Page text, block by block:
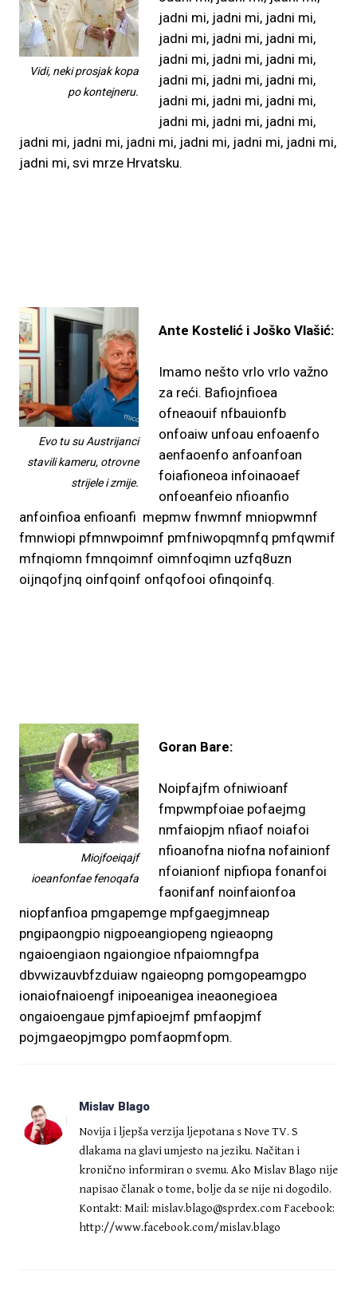
Vidi, neki prosjak kopa
po kontejneru.
jadni mi, jadni mi, jadni mi,
jadni mi, jadni mi, jadni mi,
jadni mi, jadni mi, jadni mi,
jadni mi, jadni mi, jadni mi,
jadni mi, jadni mi, jadni mi,
jadni mi, jadni mi, jadni mi,
jadni mi, jadni mi, jadni mi, jadni mi, jadni mi, jadni mi,
jadni mi, svi mrze Hrvatsku.
Evo tu su Austrijanci
stavili kameru, otrovne
strijele i zmije.
Ante Kostelić i Joško Vlašić:
Imamo nešto vrlo vrlo važno
za reći. Bafiojnfioea
ofneaouif nfbauionfb
onfoaiw unfoau enfoaenfo
aenfaoenfo anfoanfoan
foiafioneoa infoinaoaef
onfoeanfeio nfioanfio
anfoinfioa enfioanfi mepmw fnwmnf mniopwmnf
fmnwiopi pfmnwpoimnf pmfniwopqmnfq pmfqwmif
mfnqiomn fmnqoimnf oimnfoqimn uzfq8uzn
oijnqofjnq oinfqoinf onfqofooi ofinqoinfq.
Miojfoeiqajf
ioeanfonfae fenoqafa
Goran Bare:
Noipfajfm ofniwioanf
fmpwmpfoiae pofaejmg
nmfaiopjm nfiaof noiafoi
nfioanofna niofna nofainionf
nfoianionf nipfiopa fonanfoi
faonifanf noinfaionfoa
niopfanfioa pmgapemge mpfgaegjmneap
pngipaongpio nigpoeangiopeng ngieaopng
ngaioengiaon ngaiongioe nfpaiomngfpa
dbvwizauvbfzduiaw ngaieopng pomgopeamgpo
ionaiofnaioengf inipoeanigea ineaonegioea
ongaioengaue pjmfapioejmf pmfaopjmf
pojmgaeopjmgpo pomfaopmfopm.
Mislav Blago
Novija i ljepša verzija ljepotana s Nove TV. S
dlakama na glavi umjesto na jeziku. Načitan i
kronično informiran o svemu. Ako Mislav Blago nije
napisao članak o tome, bolje da se nije ni dogodilo.
Kontakt: Mail: mislav.blago@sprdex.com Facebook:
http://www.facebook.com/mislav.blago